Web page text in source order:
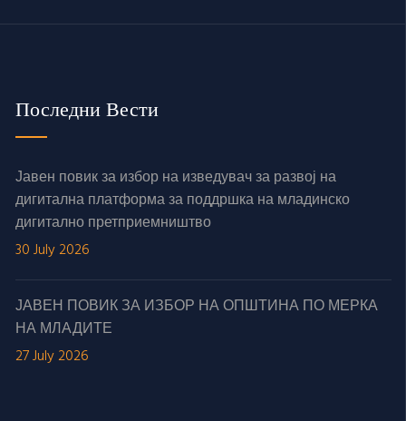
Последни Вести
Јавен повик за избор на изведувач за развој на
дигитална платформа за поддршка на младинско
дигитално претприемништво
30 July 2026
ЈАВЕН ПОВИК ЗА ИЗБОР НА ОПШТИНА ПО МЕРКА
НА МЛАДИТЕ
27 July 2026